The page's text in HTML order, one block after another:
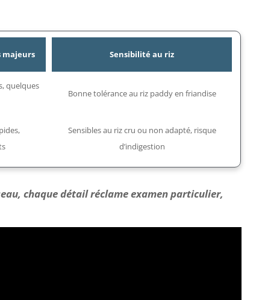
majeurs Sensibilité au riz
quelques
Bonne tolérance au riz paddy en friandise
Sensibles au riz cru ou non adapté, risque
d’indigestion
chaque détail réclame examen particulier,